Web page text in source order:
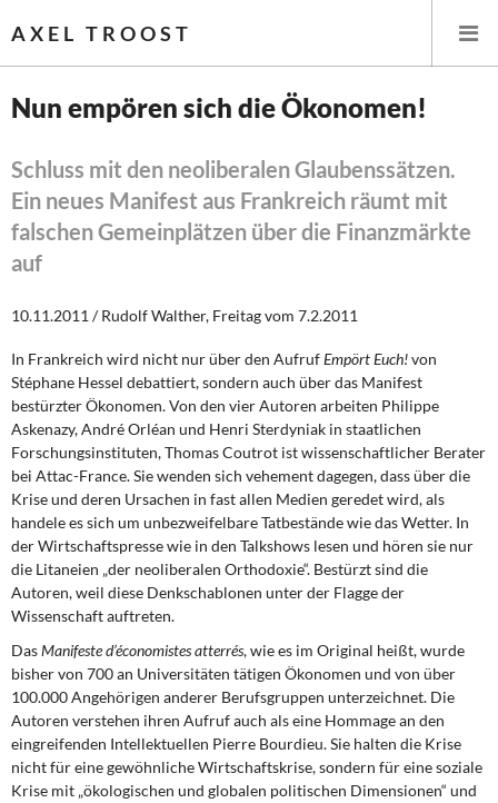
AXEL TROOST
Themen
Leitlinien linker Wirtschafts- und Finanzpolitik
Wirtschaftspolitik
Steuer- und Finanzpolitik
Öffentliche Infrastruktur und Daseinsvorsorge
Eurokrise und Griechenland
DIE LINKE
Weitere Themen
Memo-Gruppe
Institut Solidarische Moderne
Rosa-Luxemburg-Stiftung
Über mich
Nun empören sich die Ökonomen!
Schluss mit den neoliberalen Glaubenssätzen.
Ein neues Manifest aus Frankreich räumt mit
falschen Gemeinplätzen über die Finanzmärkte
auf
10.11.2011 / Rudolf Walther, Freitag vom 7.2.2011
In Frankreich wird nicht nur über den AufrufEmpört Euch!von
Stéphane Hessel debattiert, sondern auch über das Manifest
bestürzter Ökonomen. Von den vier Autoren arbeiten Philippe
Askenazy, André Orléan und Henri Sterdyniak in staatlichen
Forschungsinstituten, Thomas Coutrot ist wissenschaftlicher Berater
bei Attac-France. Sie wenden sich vehement dagegen, dass über die
Krise und deren Ursachen in fast allen Medien geredet wird, als
handele es sich um unbezweifelbare Tatbestände wie das Wetter. In
der Wirtschaftspresse wie in den Talkshows lesen und hören sie nur
die Litaneien „der neoliberalen Orthodoxie“. Bestürzt sind die
Autoren, weil diese Denkschablonen unter der Flagge der
Wissenschaft auftreten.
DasManifeste d’économistes atterrés, wie es im Original heißt, wurde
bisher von 700 an Universitäten tätigen Ökonomen und von über
100.000 Angehörigen anderer Berufsgruppen unterzeichnet. Die
Autoren verstehen ihren Aufruf auch als eine Hommage an den
eingreifenden Intellektuellen Pierre Bourdieu. Sie halten die Krise
nicht für eine gewöhnliche Wirtschaftskrise, sondern für eine soziale
Krise mit „ökologischen und globalen politischen Dimensionen“ und